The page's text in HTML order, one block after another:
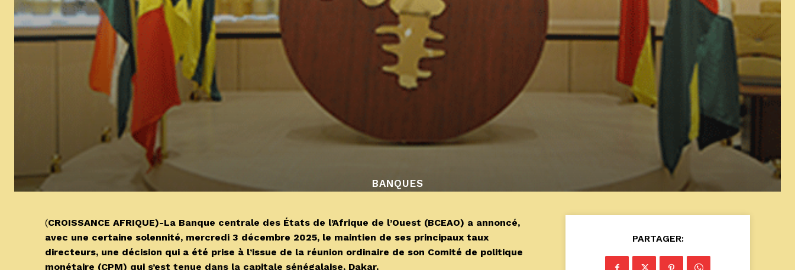
BANQUES
(CROISSANCE AFRIQUE)-La Banque centrale des États de l’Afrique de l’Ouest (BCEAO) a annoncé,
avec une certaine solennité, mercredi 3 décembre 2025, le maintien de ses principaux taux
directeurs, une décision qui a été prise à l’issue de la réunion ordinaire de son Comité de politique
monétaire (CPM) qui s’est tenue dans la capitale sénégalaise, Dakar.
PARTAGER: